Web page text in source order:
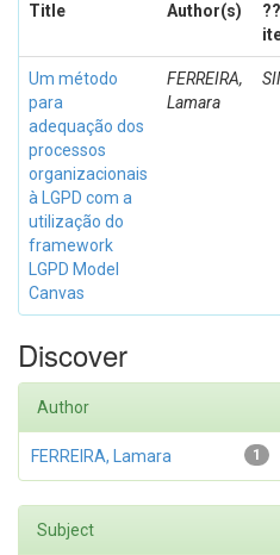
Title Author(s)
Um método
para
adequação dos
processos
organizacionais
à LGPD com a
utilização do
framework
LGPD Model
Canvas
FERREIRA,
Lamara
Discover
Author
1
FERREIRA, Lamara
Subject